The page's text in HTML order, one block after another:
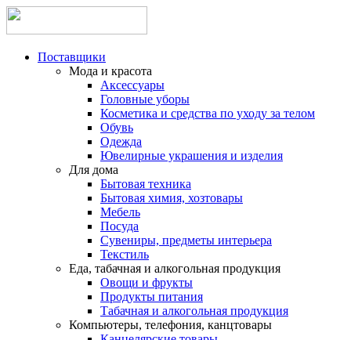
Поставщики
Мода и красота
Аксессуары
Головные уборы
Косметика и средства по уходу за телом
Обувь
Одежда
Ювелирные украшения и изделия
Для дома
Бытовая техника
Бытовая химия, хозтовары
Мебель
Посуда
Сувениры, предметы интерьера
Текстиль
Еда, табачная и алкогольная продукция
Овощи и фрукты
Продукты питания
Табачная и алкогольная продукция
Компьютеры, телефония, канцтовары